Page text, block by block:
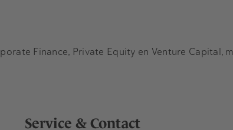
Service & Contact
Finance, Private Equity en Venture Capital,